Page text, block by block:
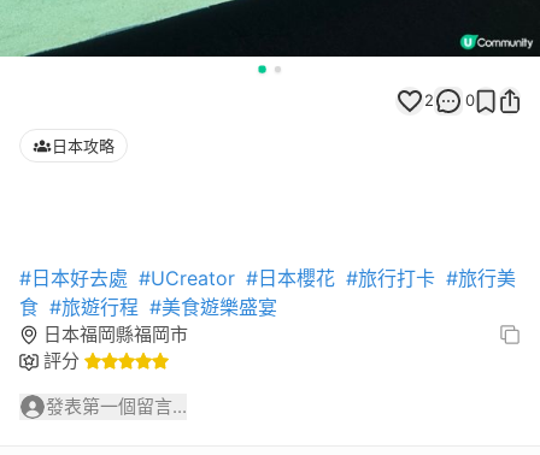
2 0
日本攻略
#日本好去處 #UCreator #日本櫻花 #旅行打卡 #旅行美
食 #旅遊行程 #美食遊樂盛宴
日本福岡縣福岡市
評分
發表第一個留言...